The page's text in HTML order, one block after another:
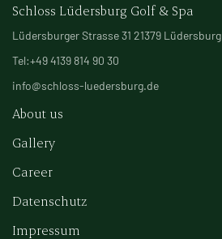
Schloss Lüdersburg Golf & Spa
Lüdersburger Strasse 31 21379 Lüdersburg
Tel:+49 4139 814 90 30
info@schloss-luedersburg.de
About us
Gallery
Career
Datenschutz
Impressum